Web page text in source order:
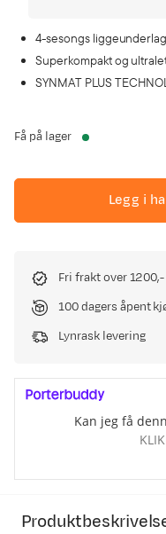
4-sesongs
Superkompakt og
SYNMAT PLUS
Få på lager
Legg i
Fri frakt over 1200,-
100 dagers åpent
Lynrask levering
Kan jeg få